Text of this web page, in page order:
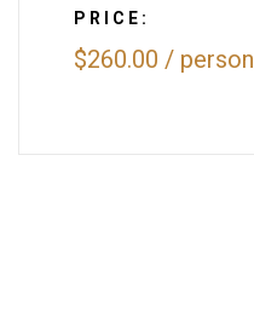
PRICE:
$260.00 / person